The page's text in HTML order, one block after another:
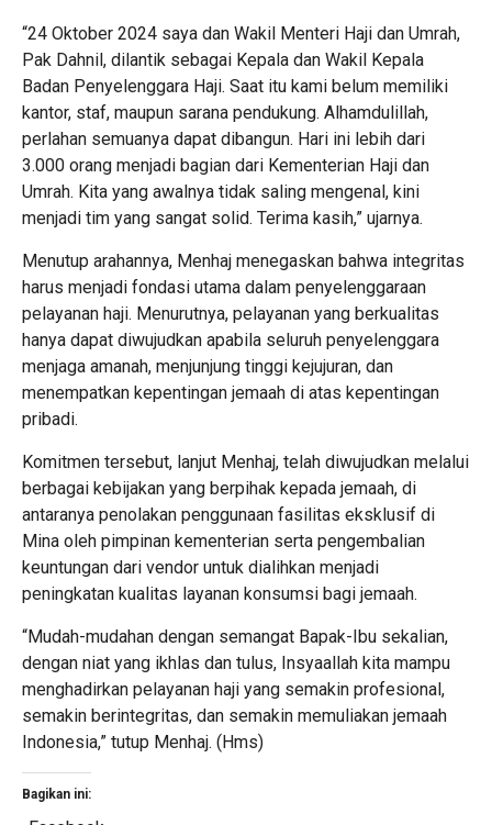
“24 Oktober 2024 saya dan Wakil Menteri Haji dan Umrah,
Pak Dahnil, dilantik sebagai Kepala dan Wakil Kepala
Badan Penyelenggara Haji. Saat itu kami belum memiliki
kantor, staf, maupun sarana pendukung. Alhamdulillah,
perlahan semuanya dapat dibangun. Hari ini lebih dari
3.000 orang menjadi bagian dari Kementerian Haji dan
Umrah. Kita yang awalnya tidak saling mengenal, kini
menjadi tim yang sangat solid. Terima kasih,” ujarnya.
Menutup arahannya, Menhaj menegaskan bahwa integritas
harus menjadi fondasi utama dalam penyelenggaraan
pelayanan haji. Menurutnya, pelayanan yang berkualitas
hanya dapat diwujudkan apabila seluruh penyelenggara
menjaga amanah, menjunjung tinggi kejujuran, dan
menempatkan kepentingan jemaah di atas kepentingan
pribadi.
Komitmen tersebut, lanjut Menhaj, telah diwujudkan melalui
berbagai kebijakan yang berpihak kepada jemaah, di
antaranya penolakan penggunaan fasilitas eksklusif di
Mina oleh pimpinan kementerian serta pengembalian
keuntungan dari vendor untuk dialihkan menjadi
peningkatan kualitas layanan konsumsi bagi jemaah.
“Mudah-mudahan dengan semangat Bapak-Ibu sekalian,
dengan niat yang ikhlas dan tulus, Insyaallah kita mampu
menghadirkan pelayanan haji yang semakin profesional,
semakin berintegritas, dan semakin memuliakan jemaah
Indonesia,” tutup Menhaj. (Hms)
Bagikan ini: